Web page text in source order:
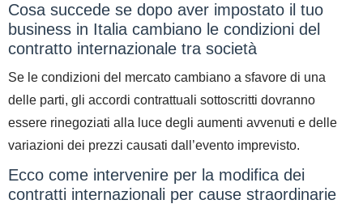
Cosa succede se dopo aver impostato il tuo
business in Italia cambiano le condizioni del
contratto internazionale tra società
Se le condizioni del mercato cambiano a sfavore di una
delle parti, gli accordi contrattuali sottoscritti dovranno
essere rinegoziati alla luce degli aumenti avvenuti e delle
variazioni dei prezzi causati dall’evento imprevisto.
Ecco come intervenire per la modifica dei
contratti internazionali per cause straordinarie